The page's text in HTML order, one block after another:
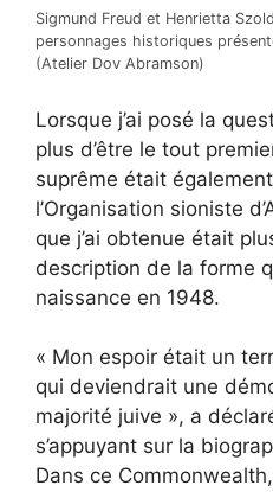
Sigmund Freud et Henrietta
personnages historiques
(Atelier Dov Abramson)
Lorsque j’ai posé la
plus d’être le tout
suprême était
l’Organisation sioniste
que j’ai obtenue était
description de la forme
naissance en 1948.
« Mon espoir était un
qui deviendrait une
majorité juive », a
s’appuyant sur la
Dans ce